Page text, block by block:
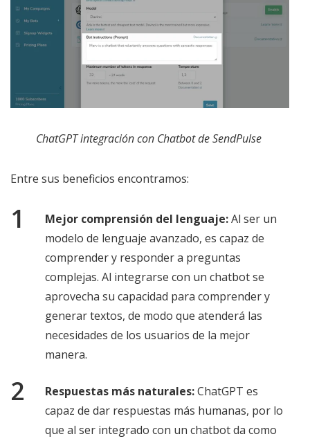
ChatGPT integración con Chatbot de SendPulse
Entre sus beneficios encontramos:
Mejor comprensión del lenguaje:Al ser un
modelo de lenguaje avanzado, es capaz de
comprender y responder a preguntas
complejas. Al integrarse con un chatbot se
aprovecha su capacidad para comprender y
generar textos, de modo que atenderá las
necesidades de los usuarios de la mejor
manera.
Respuestas más naturales:ChatGPT es
capaz de dar respuestas más humanas, por lo
que al ser integrado con un chatbot da como